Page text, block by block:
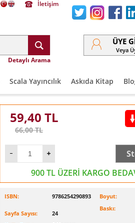
İletişim
Detaylı Arama
ÜYE
Veya
Scala Yayıncılık Askıda Kitap
59,40 TL
66,00TL
900 TL ÜZERİ KARGO
ISBN: 9786254290893
Sayfa Sayısı:
24
Boyut:
Baskı: